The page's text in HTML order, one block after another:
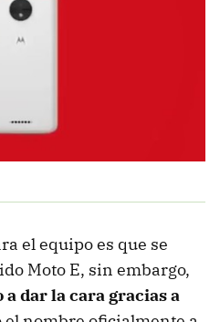
el equipo es que se
Moto E, sin embargo,
dar la cara gracias a